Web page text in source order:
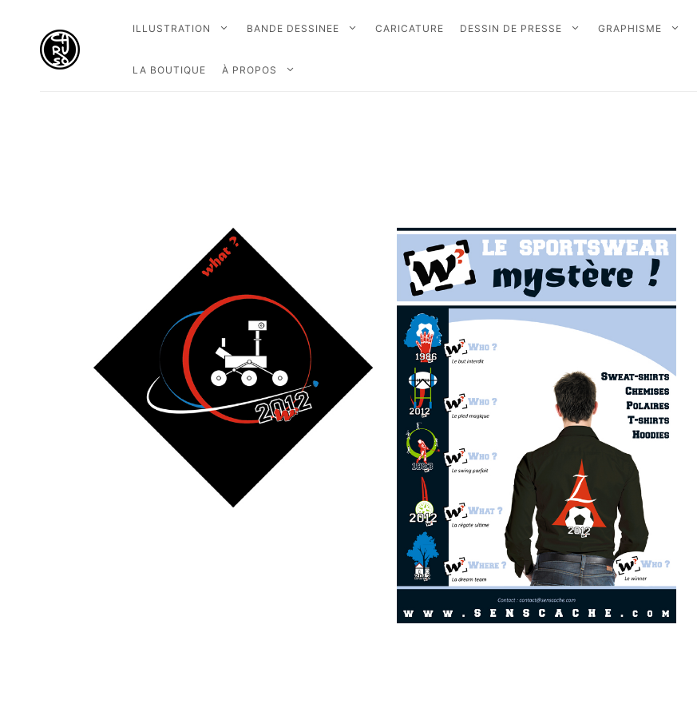
ILLUSTRATION BANDE DESSINEE CARICATURE DESSIN DE PRESSE GRAPHISME
LA BOUTIQUE À PROPOS